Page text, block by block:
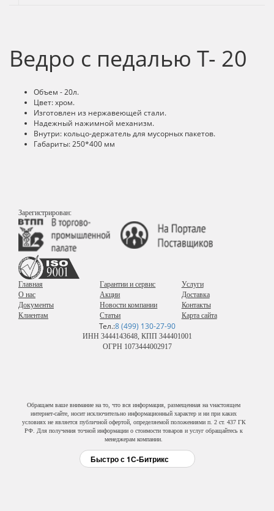
Ведро с педалью T- 20
Объем - 20л.
Цвет: хром.
Изготовлен из нержавеющей стали.
Надежный нажимной механизм.
Внутри: кольцо-держатель для мусорных пакетов.
Габариты: 250*400 мм
Зарегистрирован:
Главная
О нас
Документы
Клиентам
Гарантии и сервис
Акции
Новости компании
Статьи
Услуги
Доставка
Контакты
Карта сайта
Тел.:8 (499) 130-27-90
ИНН 3444143648, КПП 344401001
ОГРН 1073444002917
Обращаем ваше внимание на то, что вся информация, размещенная на vнастоящем
интернет-сайте, носит исключительно информационный характер и ни при каких
условиях не является публичной офертой, определяемой положениями п. 2 ст. 437 ГК
РФ. Для получения точной информации о стоимости товаров и услуг обращайтесь к
менеджерам компании.
Быстро с 1С-Битрикс